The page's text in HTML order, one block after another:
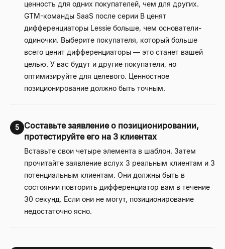
ценность для одних покупателей, чем для других.
GTM-команды SaaS после серии B ценят
дифференциаторы Lessie больше, чем основатели-
одиночки. Выберите покупателя, который больше
всего ценит дифференциаторы — это станет вашей
целью. У вас будут и другие покупатели, но
оптимизируйте для целевого. Ценностное
позиционирование должно быть точным.
5
Составьте заявление о позиционировании,
протестируйте его на 3 клиентах
Вставьте свои четыре элемента в шаблон. Затем
прочитайте заявление вслух 3 реальным клиентам и 3
потенциальным клиентам. Они должны быть в
состоянии повторить дифференциатор вам в течение
30 секунд. Если они не могут, позиционирование
недостаточно ясно.